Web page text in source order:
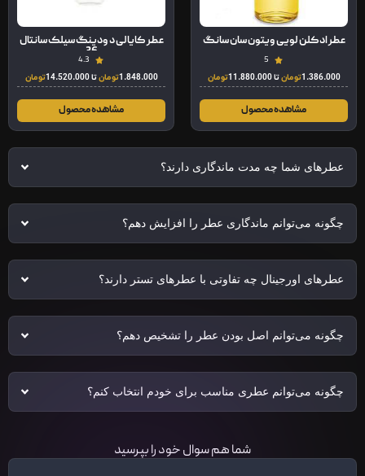
عطر ادکلن لویی ویتون سان سانگ
5
1.386.000تومانتا11.880.000 تومان
مشاهده محصول
عطر کایالی د ودینگ سیلک سانتال
36
4.3
1.848.000تومانتا14.520.000تومان
مشاهده محصول
عطرهای شما چه مدت ماندگاری دارند؟
چگونه می‌توانم ماندگاری عطر را افزایش دهم؟
عطرهای اورجینال چه تفاوتی با عطرهای تستر دارند؟
چگونه می‌توانم اصل بودن عطر را تشخیص دهم؟
چگونه می‌توانم عطری مناسب برای خودم انتخاب کنم؟
شما هم سوال خود را بپرسید